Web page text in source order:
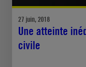
27 juin, 2018
Une atteinte
civile